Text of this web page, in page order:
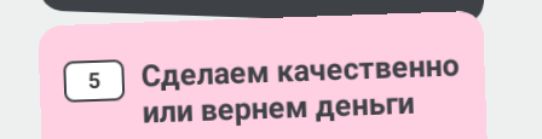
5 Сделаем качественно
или вернем деньги